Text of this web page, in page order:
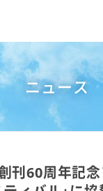
ニュース
刊60周年記念